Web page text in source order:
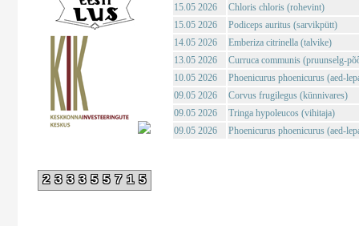
233355715
15.05 2026
Chloris chloris (rohevint)
15.05 2026
Podiceps auritus (sarvikpütt)
14.05 2026
Emberiza citrinella (talvike)
13.05 2026
Curruca communis (pruunselg-
10.05 2026
Phoenicurus phoenicurus (aed-
09.05 2026
Corvus frugilegus (künnivares)
09.05 2026
Tringa hypoleucos (vihitaja)
09.05 2026
Phoenicurus phoenicurus (aed-